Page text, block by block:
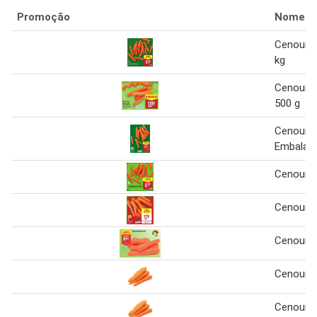
Promoção Nome
Cenoura
kg
500 g
Cenoura
Cenoura
Cenoura